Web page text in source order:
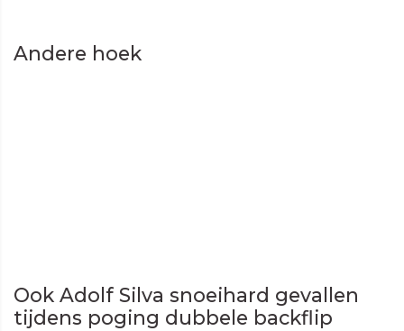
Andere hoek
Ook Adolf Silva snoeihard gevallen
tijdens poging dubbele backflip